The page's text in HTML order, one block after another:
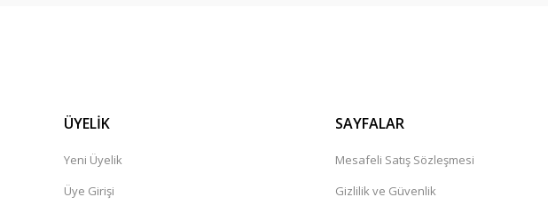
ÜYELİK
Yeni Üyelik
Üye Girişi
SAYFALAR
Mesafeli Satış Sözleşmesi
Gizlilik ve Güvenlik